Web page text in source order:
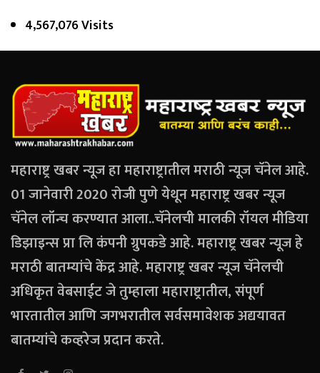
4,567,076 Visits
महाराष्ट्र खबर न्यूज हा महाराष्ट्रातील मराठी न्यूज चॅनेल आहे.
01 जानेवारी 2020 रोजी पुणे येथून महाराष्ट्र खबर न्यूज
चॅनेल लॉन्च करण्यात आला..चॅनेलची मालकी रॉयल मीडिया
डिझाइन्स प्रा लि कंपनी ग्रुपकडे आहे. महाराष्ट्र खबर न्यूज हे
मराठी बातम्यांचे केंद्र आहे. महाराष्ट्र खबर न्यूज चॅनेलची
अधिकृत वेबसाईट जे तुम्हाला महाराष्ट्रातील, संपूर्ण
भारतातील आणि जगभरातील सर्वसमावेशक अद्ययावत
बातम्यांचे कव्हरेज प्रदान करते.